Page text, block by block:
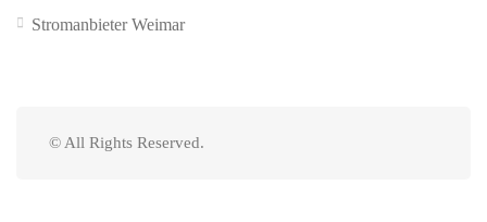
Stromanbieter Weimar
© All Rights Reserved.